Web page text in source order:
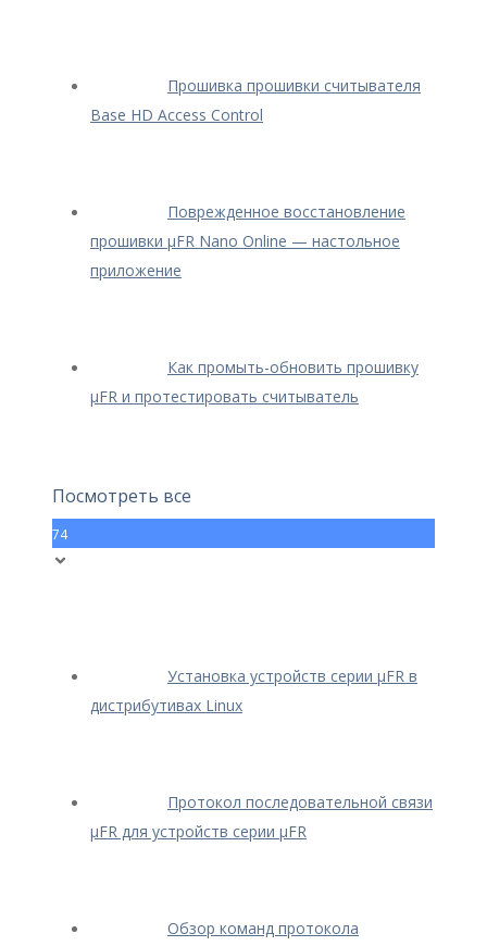
Прошивка прошивки считывателя
Base HD Access Control
Поврежденное восстановление
прошивки μFR Nano Online — настольное
приложение
Как промыть-обновить прошивку
μFR и протестировать считыватель
Посмотреть все
74
Установка устройств серии μFR в
дистрибутивах Linux
Протокол последовательной связи
μFR для устройств серии μFR
Обзор команд протокола